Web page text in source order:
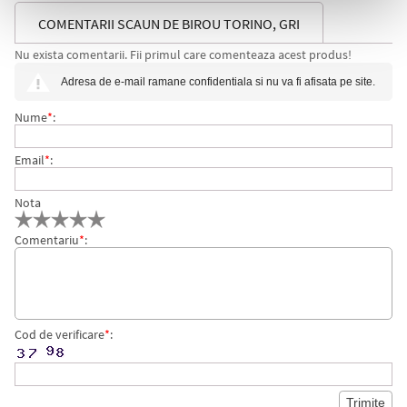
COMENTARII SCAUN DE BIROU TORINO, GRI
Nu exista comentarii. Fii primul care comenteaza acest produs!
Adresa de e-mail ramane confidentiala si nu va fi afisata pe site.
Nume*:
Email*:
Nota
Comentariu*:
Cod de verificare*: